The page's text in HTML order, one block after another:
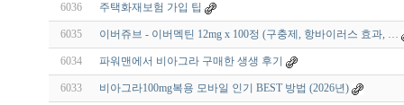
6036 주택화재보험 가입 팁
6035 이버쥬브 - 이버멕틴 12mg x 100정 (구충제, 항바이러스 효과, …
6034 파워맨에서 비아그라 구매한 생생 후기
6033 비아그라100mg복용 모바일 인기 BEST 방법 (2026년)